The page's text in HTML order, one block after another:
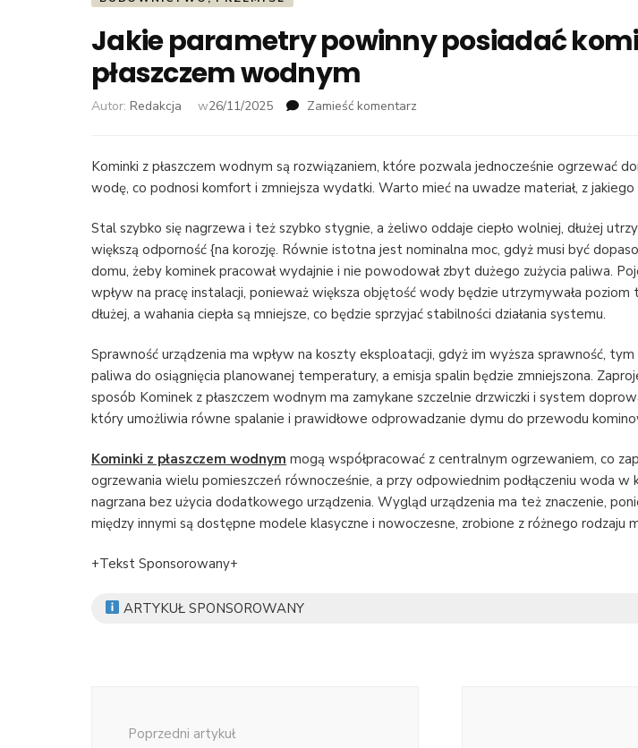
Jakie parametry powinny posiadać
płaszczem wodnym
Autor: Redakcja w26/11/2025 Zamieść komentarz
parametry
powinny
z
płaszczem
wodnym
Kominki z płaszczem wodnym są rozwiązaniem, które pozwala jednocześnie ogrzewać
wodę, co podnosi komfort i zmniejsza wydatki. Warto mieć na uwadze materiał, z jakiego
Stal szybko się nagrzewa i też szybko stygnie, a żeliwo oddaje ciepło wolniej, dłużej
większą odporność {na korozję. Równie istotna jest nominalna moc, gdyż musi być
domu, żeby kominek pracował wydajnie i nie powodował zbyt dużego zużycia paliwa.
wpływ na pracę instalacji, ponieważ większa objętość wody będzie utrzymywała
dłużej, a wahania ciepła są mniejsze, co będzie sprzyjać stabilności działania systemu.
Sprawność urządzenia ma wpływ na koszty eksploatacji, gdyż im wyższa sprawność,
paliwa do osiągnięcia planowanej temperatury, a emisja spalin będzie zmniejszona.
sposób Kominek z płaszczem wodnym ma zamykane szczelnie drzwiczki i system
który umożliwia równe spalanie i prawidłowe odprowadzanie dymu do przewodu
Kominki z płaszczem wodnym mogą współpracować z centralnym ogrzewaniem, co
ogrzewania wielu pomieszczeń równocześnie, a przy odpowiednim podłączeniu woda w
nagrzana bez użycia dodatkowego urządzenia. Wygląd urządzenia ma też znaczenie,
między innymi są dostępne modele klasyczne i nowoczesne, zrobione z różnego rodzaju
+Tekst Sponsorowany+
ARTYKUŁ SPONSOROWANY
Poprzedni artykuł